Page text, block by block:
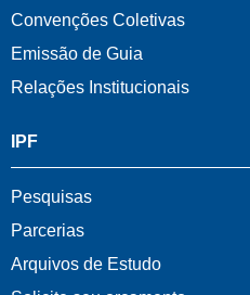
Convenções Coletivas
Emissão de Guia
Relações Institucionais
IPF
Pesquisas
Parcerias
Arquivos de Estudo